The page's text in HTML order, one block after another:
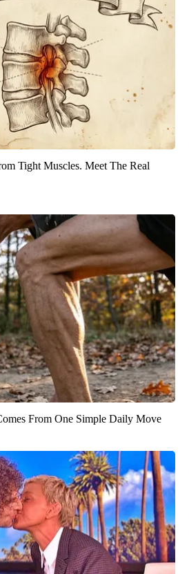
Tight Muscles. Meet The Real
From One Simple Daily Move